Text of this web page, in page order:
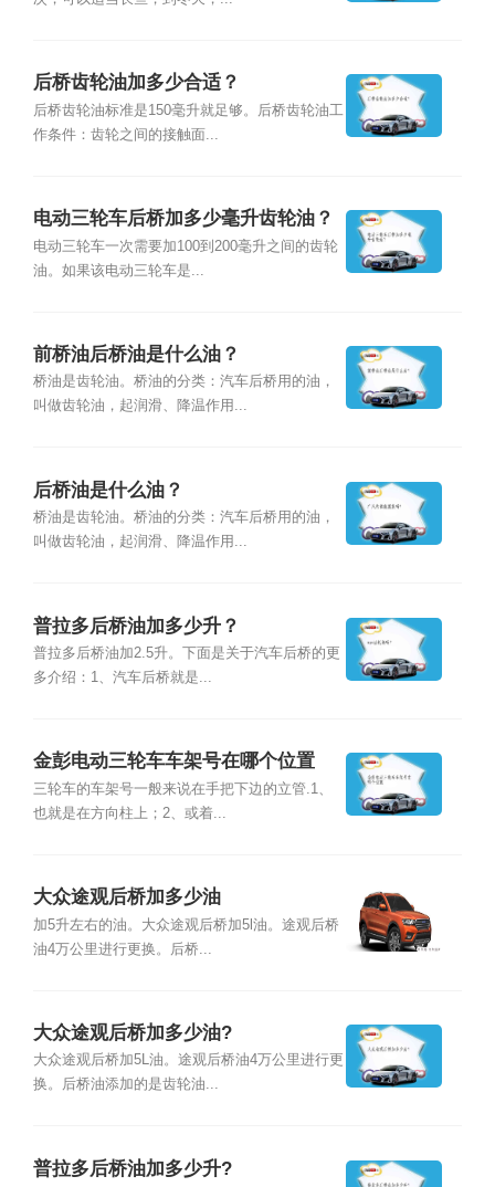
后桥齿轮油加多少合适？
后桥齿轮油标准是150毫升就足够。后桥齿轮油工
作条件：齿轮之间的接触面...
电动三轮车后桥加多少毫升齿轮油？
电动三轮车一次需要加100到200毫升之间的齿轮
油。如果该电动三轮车是...
前桥油后桥油是什么油？
桥油是齿轮油。桥油的分类：汽车后桥用的油，
叫做齿轮油，起润滑、降温作用...
后桥油是什么油？
桥油是齿轮油。桥油的分类：汽车后桥用的油，
叫做齿轮油，起润滑、降温作用...
普拉多后桥油加多少升？
普拉多后桥油加2.5升。下面是关于汽车后桥的更
多介绍：1、汽车后桥就是...
金彭电动三轮车车架号在哪个位置
三轮车的车架号一般来说在手把下边的立管.1、
也就是在方向柱上；2、或着...
大众途观后桥加多少油
加5升左右的油。大众途观后桥加5l油。途观后桥
油4万公里进行更换。后桥...
大众途观后桥加多少油?
大众途观后桥加5L油。途观后桥油4万公里进行更
换。后桥油添加的是齿轮油...
普拉多后桥油加多少升?